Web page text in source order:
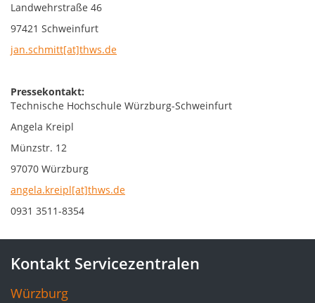
Landwehrstraße 46
97421 Schweinfurt
jan.schmitt[at]thws.de
Pressekontakt:
Technische Hochschule Würzburg-Schweinfurt
Angela Kreipl
Münzstr. 12
97070 Würzburg
angela.kreipl[at]thws.de
0931 3511-8354
Kontakt Servicezentralen
Würzburg